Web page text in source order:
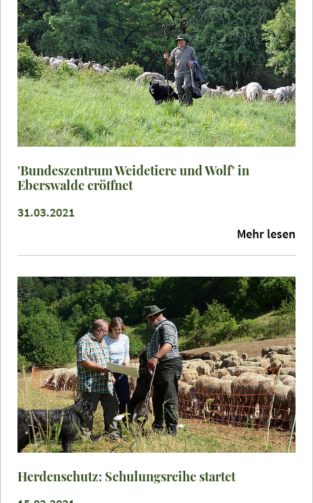
'Bundeszentrum Weidetiere und Wolf' in
Eberswalde eröffnet
31.03.2021
Mehr lesen
Herdenschutz: Schulungsreihe startet